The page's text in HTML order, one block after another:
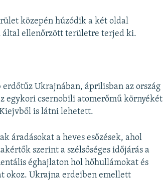
közepén húzódik a két oldal
által ellenőrzött területre terjed ki.
Ukrajnában, áprilisban az ország
egykori csernobili atomerőmű környékét
is látni lehetett.
áradásokat a heves esőzések, ahol
szerint a szélsőséges időjárás a
éghajlaton hol hőhullámokat és
okoz. Ukrajna erdeiben emellett